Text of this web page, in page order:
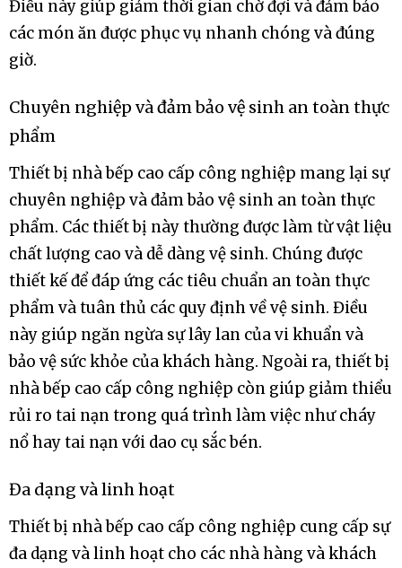
Điều này giúp giảm thời gian chờ đợi và đảm bảo
các món ăn được phục vụ nhanh chóng và đúng
giờ.
Chuyên nghiệp và đảm bảo vệ sinh an toàn thực
phẩm
Thiết bị nhà bếp cao cấp công nghiệp mang lại sự
chuyên nghiệp và đảm bảo vệ sinh an toàn thực
phẩm. Các thiết bị này thường được làm từ vật liệu
chất lượng cao và dễ dàng vệ sinh. Chúng được
thiết kế để đáp ứng các tiêu chuẩn an toàn thực
phẩm và tuân thủ các quy định về vệ sinh. Điều
này giúp ngăn ngừa sự lây lan của vi khuẩn và
bảo vệ sức khỏe của khách hàng. Ngoài ra, thiết bị
nhà bếp cao cấp công nghiệp còn giúp giảm thiểu
rủi ro tai nạn trong quá trình làm việc như cháy
nổ hay tai nạn với dao cụ sắc bén.
Đa dạng và linh hoạt
Thiết bị nhà bếp cao cấp công nghiệp cung cấp sự
đa dạng và linh hoạt cho các nhà hàng và khách